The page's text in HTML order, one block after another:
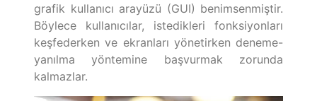
grafik kullanıcı arayüzü (GUI) benimsenmiştir.
Böylece kullanıcılar, istedikleri fonksiyonları
keşfederken ve ekranları yönetirken deneme-
yanılma yöntemine başvurmak zorunda
kalmazlar.